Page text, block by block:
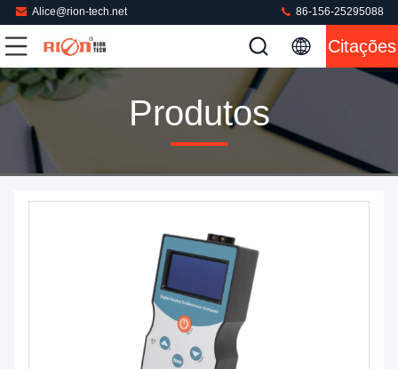
Alice@rion-tech.net 86-156-25295088
Citações
Produtos